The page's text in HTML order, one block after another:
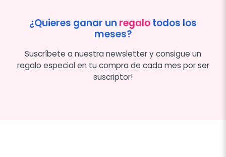
¿Quieres ganar un regalotodos los
meses?
Suscríbete a nuestra newsletter y consigue un
regalo especial en tu compra de cada mes por ser
suscriptor!